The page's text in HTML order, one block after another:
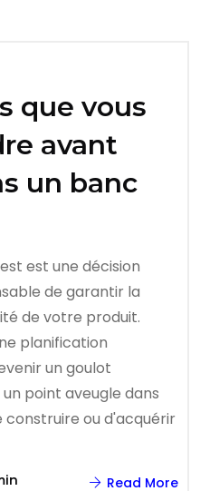
que vous
avant
un banc
est une décision
de garantir la
de votre produit.
planification
un goulot
point aveugle dans
ou d'acquérir
Read More